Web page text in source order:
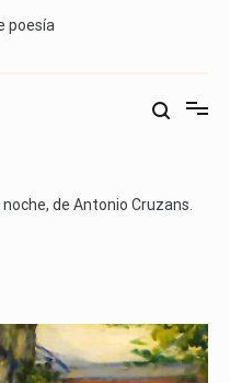
poesía
de Antonio Cruzans.